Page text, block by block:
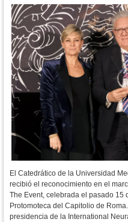
El Catedrático de la Universidad
recibió el reconocimiento en el
The Event, celebrada el pasado 15
Protomoteca del Capitolio de
presidencia de la International